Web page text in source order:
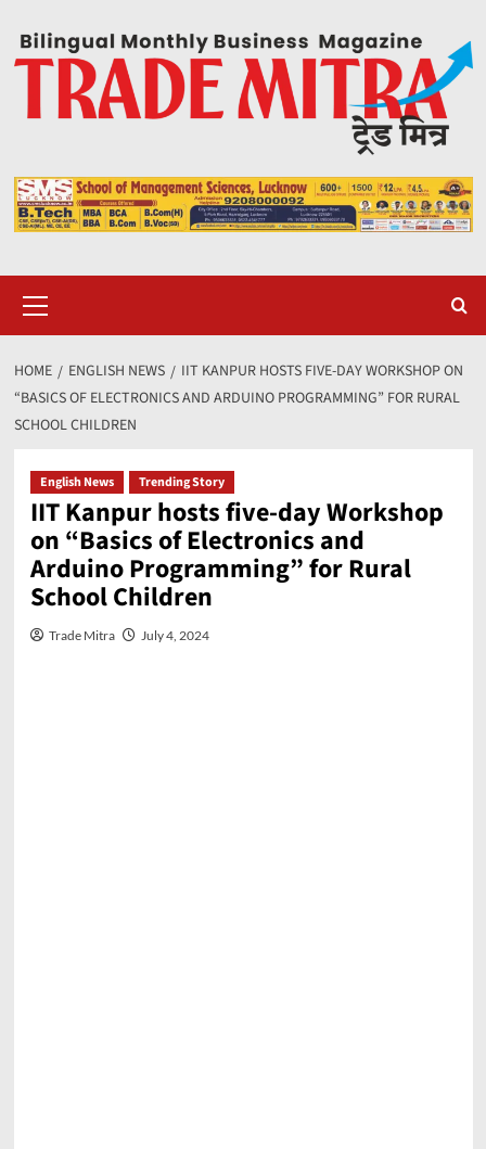
content
Menu
HOME ENGLISH NEWS
IIT KANPUR HOSTS FIVE-DAY WORKSHOP ON
“BASICS OF ELECTRONICS AND ARDUINO PROGRAMMING” FOR RURAL
SCHOOL CHILDREN
English News Trending Story
IIT Kanpur hosts five-day Workshop
on “Basics of Electronics and
Arduino Programming” for Rural
School Children
Trade Mitra July 4, 2024